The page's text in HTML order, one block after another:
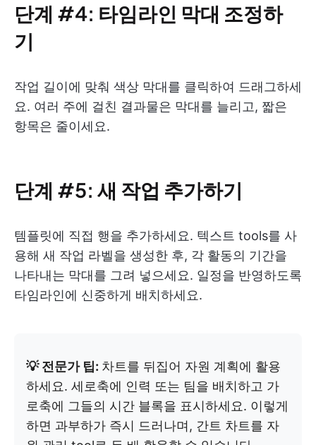
단계 #4: 타임라인 막대 조정하
기
작업 길이에 맞춰 색상 막대를 클릭하여 드래그하세
요. 여러 주에 걸친 결과물은 막대를 늘리고, 짧은
항목은 줄이세요.
단계 #5: 새 작업 추가하기
템플릿에 직접 행을 추가하세요. 텍스트 tools를 사
용해 새 작업 라벨을 생성한 후, 각 활동의 기간을
나타내는 막대를 그려 넣으세요. 일정을 반영하도록
타임라인에 신중하게 배치하세요.
💡 전문가 팁: 차트를 뒤집어 자원 계획에 활용
하세요. 세로축에 인력 또는 팀을 배치하고 가
로축에 그들의 시간 블록을 표시하세요. 이렇게
하면 과부하가 즉시 드러나며, 간트 차트를 자